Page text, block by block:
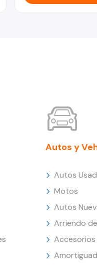
Autos y
Autos
Motos
Autos
Arriendo
Accesorios